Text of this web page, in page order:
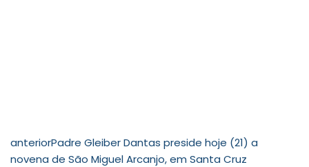
anteriorPadre Gleiber Dantas preside hoje (21) a
novena de São Miguel Arcanjo, em Santa Cruz